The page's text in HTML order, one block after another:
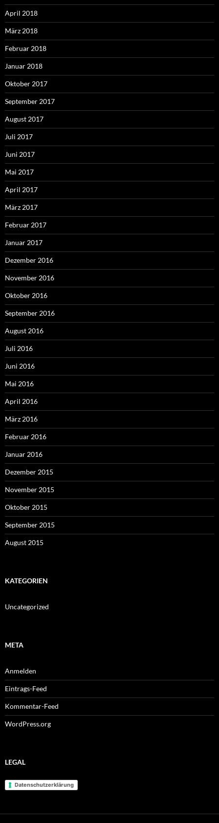
April 2018
März 2018
Februar 2018
Januar 2018
Oktober 2017
September 2017
August 2017
Juli 2017
Juni 2017
Mai 2017
April 2017
März 2017
Februar 2017
Januar 2017
Dezember 2016
November 2016
Oktober 2016
September 2016
August 2016
Juli 2016
Juni 2016
Mai 2016
April 2016
März 2016
Februar 2016
Januar 2016
Dezember 2015
November 2015
Oktober 2015
September 2015
August 2015
KATEGORIEN
Uncategorized
META
Anmelden
Eintrags-Feed
Kommentar-Feed
WordPress.org
LEGAL
Datenschutzerklärung